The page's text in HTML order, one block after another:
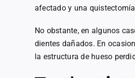
afectado y una
No obstante, en algunos
dientes dañados. En
la estructura de hueso